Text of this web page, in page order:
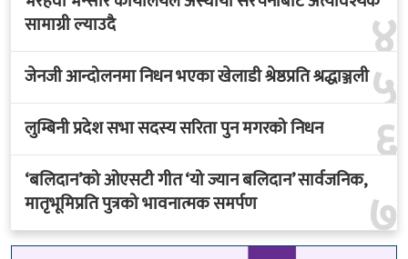
४
सामाग्री ल्याउदै
५
जेनजी आन्दोलनमा निधन भएका खेलाडी श्रेष्ठप्रति श्रद्धाञ्जली
६
लुम्बिनी प्रदेश सभा सदस्य सरिता पुन मगरको निधन
७
‘बलिदान’को ओएसटी गीत ‘यो ज्यान बलिदान’ सार्वजनिक,
मातृभूमिप्रति पुत्रको भावनात्मक समर्पण